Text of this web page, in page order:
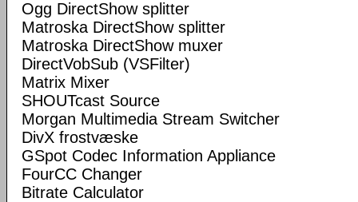
Ogg DirectShow splitter
Matroska DirectShow splitter
Matroska DirectShow muxer
DirectVobSub (VSFilter)
Matrix Mixer
SHOUTcast Source
Morgan Multimedia Stream Switcher
DivX frostvæske
GSpot Codec Information Appliance
FourCC Changer
Bitrate Calculator